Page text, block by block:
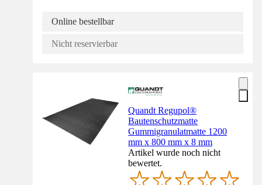
Online bestellbar
Nicht reservierbar
Quandt Regupol®
Bautenschutzmatte
Gummigranulatmatte 1200
mm x 800 mm x 8 mm
Artikel wurde noch nicht
bewertet.